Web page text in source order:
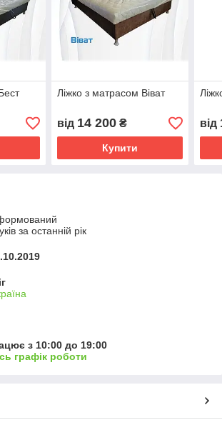
Ліжко з матрасом Віват
від 14 200₴
Купити
від
за останній рік
з 10:00 до 19:00
графік роботи